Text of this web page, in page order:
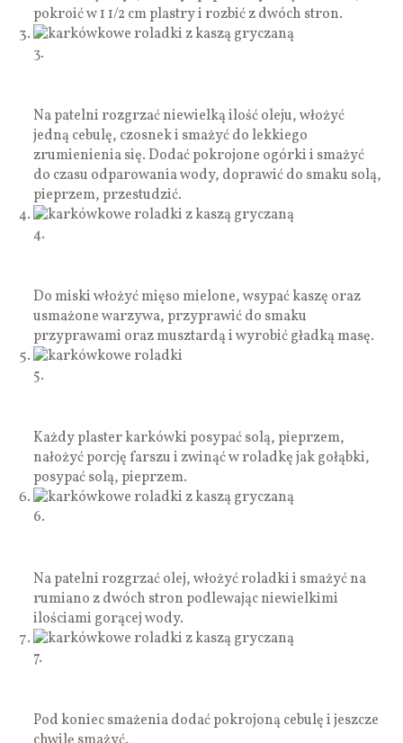
pokroić w 1 1/2 cm plastry i rozbić z dwóch stron.
3.
Na patelni rozgrzać niewielką ilość oleju, włożyć
jedną cebulę, czosnek i smażyć do lekkiego
zrumienienia się. Dodać pokrojone ogórki i smażyć
do czasu odparowania wody, doprawić do smaku solą,
pieprzem, przestudzić.
4.
Do miski włożyć mięso mielone, wsypać kaszę oraz
usmażone warzywa, przyprawić do smaku
przyprawami oraz musztardą i wyrobić gładką masę.
5.
Każdy plaster karkówki posypać solą, pieprzem,
nałożyć porcję farszu i zwinąć w roladkę jak gołąbki,
posypać solą, pieprzem.
6.
Na patelni rozgrzać olej, włożyć roladki i smażyć na
rumiano z dwóch stron podlewając niewielkimi
ilościami gorącej wody.
7.
Pod koniec smażenia dodać pokrojoną cebulę i jeszcze